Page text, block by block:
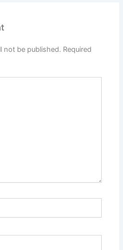
not be published. Required